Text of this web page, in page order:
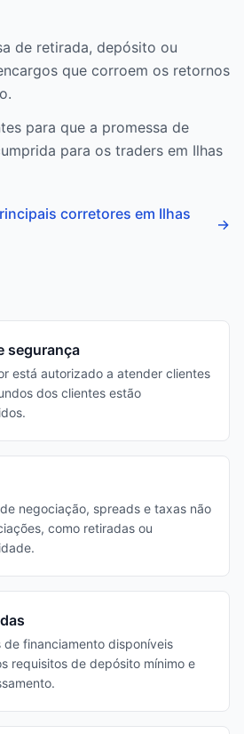
de retirada, depósito ou
que corroem os retornos
para que a promessa de
para os traders em Ilhas
corretores em Ilhas
→
segurança
está autorizado a atender clientes
dos clientes estão
negociação, spreads e taxas não
como retiradas ou
de financiamento disponíveis
requisitos de depósito mínimo e